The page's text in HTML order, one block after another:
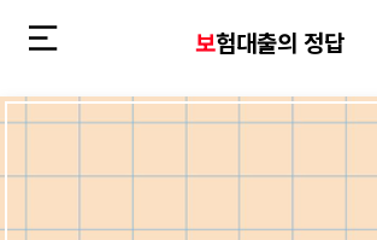
보험대출의 정답